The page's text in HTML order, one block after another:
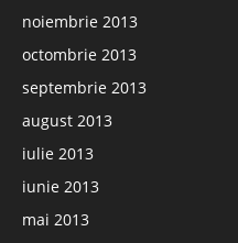
noiembrie 2013
octombrie 2013
septembrie 2013
august 2013
iulie 2013
iunie 2013
mai 2013